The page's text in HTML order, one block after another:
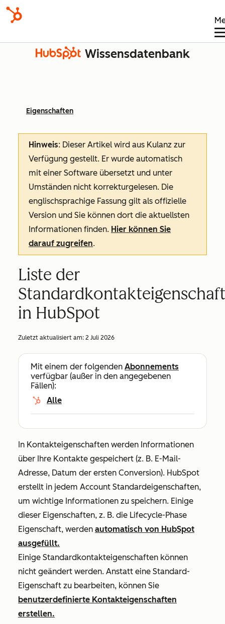
Wissensdatenbank
Eigenschaften
Hinweis: Dieser Artikel wird aus Kulanz zur
Verfügung gestellt. Er wurde automatisch
mit einer Software übersetzt und unter
Umständen nicht korrekturgelesen. Die
englischsprachige Fassung gilt als offizielle
Version und Sie können dort die aktuellsten
Informationen finden. Hier können Sie
darauf zugreifen.
Liste der
in HubSpot
Zuletzt aktualisiert am: 2 Juli 2026
Mit einem der folgenden Abonnements
verfügbar (außer in den angegebenen
Fällen):
Alle
In Kontakteigenschaften werden Informationen
über Ihre Kontakte gespeichert (z. B. E-Mail-
Adresse, Datum der ersten Conversion). HubSpot
erstellt in jedem Account Standardeigenschaften,
um wichtige Informationen zu speichern. Einige
dieser Eigenschaften, z. B. die Lifecycle-Phase
Eigenschaft, werden automatisch von HubSpot
ausgefüllt.
Einige Standardkontakteigenschaften können
nicht geändert werden. Anstatt eine Standard-
Eigenschaft zu bearbeiten, können Sie
benutzerdefinierte Kontakteigenschaften
erstellen.